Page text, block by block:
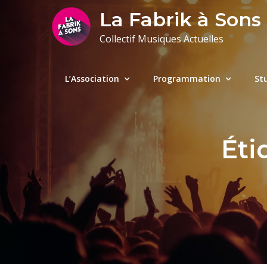
La Fabrik à Sons
Collectif Musiques Actuelles
L’Association Programmation